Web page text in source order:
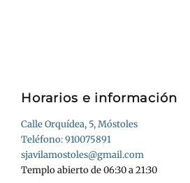
Horarios e información
Calle Orquídea, 5, Móstoles
Teléfono: 910075891
sjavilamostoles@gmail.com
Templo abierto de 06:30 a 21:30